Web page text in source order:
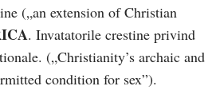
(„an extension of Christian
. Invatatorile crestine privind
(„Christianity’s archaic and
condition for sex”).